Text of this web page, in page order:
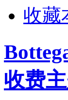
收藏
收费